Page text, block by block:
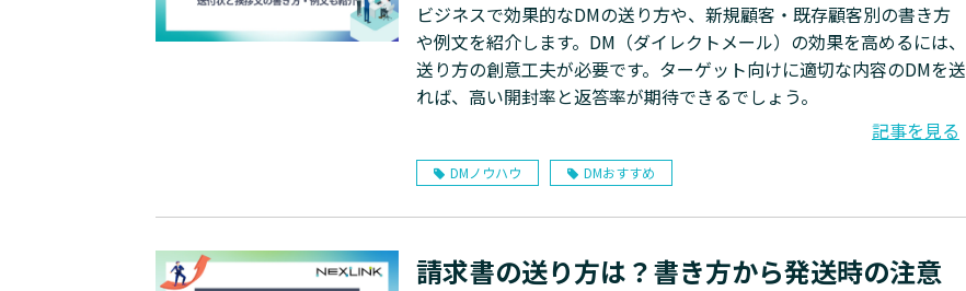
ビジネスで効果的なDMの送り方や、新規顧客・既存顧客別の書き方
や例文を紹介します。DM（ダイレクトメール）の効果を高めるには、
送り方の創意工夫が必要です。ターゲット向けに適切な内容のDMを送
れば、高い開封率と返答率が期待できるでしょう。
記事を見る
DMノウハウ DMおすすめ
請求書の送り方は？書き方から発送時の注意